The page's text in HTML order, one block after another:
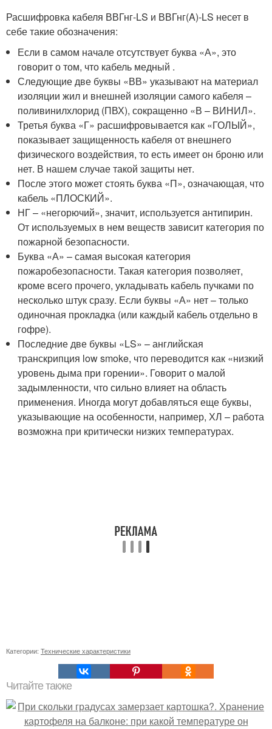
Расшифровка кабеля ВВГнг-LS и ВВГнг(A)-LS несет в
себе такие обозначения:
Если в самом начале отсутствует буква «А», это
говорит о том, что кабель медный .
Следующие две буквы «ВВ» указывают на материал
изоляции жил и внешней изоляции самого кабеля –
поливинилхлорид (ПВХ), сокращенно «В – ВИНИЛ».
Третья буква «Г» расшифровывается как «ГОЛЫЙ»,
показывает защищенность кабеля от внешнего
физического воздействия, то есть имеет он броню или
нет. В нашем случае такой защиты нет.
После этого может стоять буква «П», означающая, что
кабель «ПЛОСКИЙ».
НГ – «негорючий», значит, используется антипирин.
От используемых в нем веществ зависит категория по
пожарной безопасности.
Буква «А» – самая высокая категория
пожаробезопасности. Такая категория позволяет,
кроме всего прочего, укладывать кабель пучками по
несколько штук сразу. Если буквы «А» нет – только
одиночная прокладка (или каждый кабель отдельно в
гофре).
Последние две буквы «LS» – английская
транскрипция low smoke, что переводится как «низкий
уровень дыма при горении». Говорит о малой
задымленности, что сильно влияет на область
применения. Иногда могут добавляться еще буквы,
указывающие на особенности, например, ХЛ – работа
возможна при критически низких температурах.
Категории: Технические характеристики
Читайте также